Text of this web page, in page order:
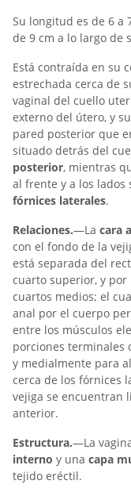
Su longitud es de 6 a
de 9 cm a lo largo de
Está contraída en su
estrechada cerca de
vaginal del cuello
externo del útero, y
pared posterior que
situado detrás del
posterior, mientras
al frente y a los lados
fórnices laterales.
Relaciones.—La cara
con el fondo de la
está separada del
cuarto superior, y por
cuartos medios; el
anal por el cuerpo
entre los músculos
porciones terminales
y medialmente para
cerca de los fórnices
vejiga se encuentran
anterior.
Estructura.—La
interno y una capa
tejido eréctil.